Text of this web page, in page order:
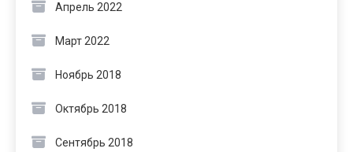
Апрель 2022
Март 2022
Ноябрь 2018
Октябрь 2018
Сентябрь 2018